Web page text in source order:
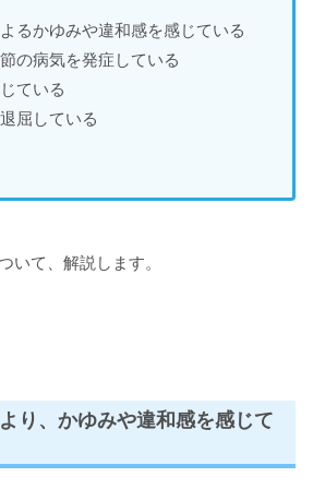
るかゆみや違和感を感じている
の病気を発症している
ている
屈している
いて、解説します。
り、かゆみや違和感を感じて